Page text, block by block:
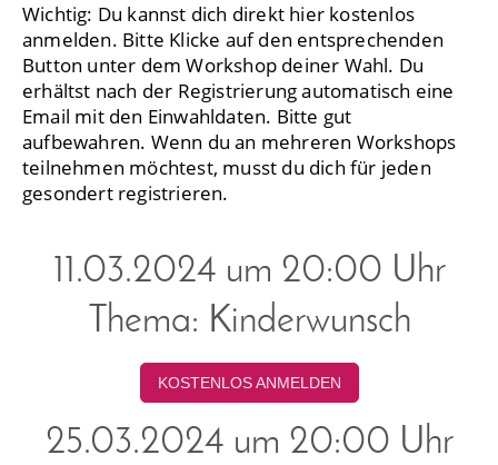
Wichtig: Du kannst dich direkt hier kostenlos
anmelden. Bitte Klicke auf den entsprechenden
Button unter dem Workshop deiner Wahl. Du
erhältst nach der Registrierung automatisch eine
Email mit den Einwahldaten. Bitte gut
aufbewahren. Wenn du an mehreren Workshops
teilnehmen möchtest, musst du dich für jeden
gesondert registrieren.
11.03.2024 um 20:00 Uhr
Thema: Kinderwunsch
KOSTENLOS ANMELDEN
25.03.2024 um 20:00 Uhr